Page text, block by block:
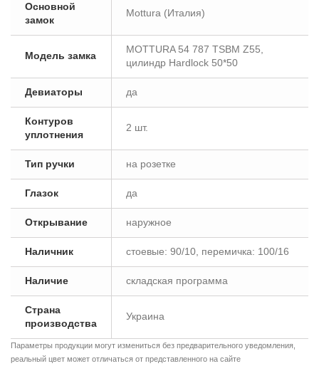
Основной
замок
Mottura (Италия)
Модель замка
MOTTURA 54 787 TSBM Z55,
цилиндр Hardlock 50*50
Девиаторы да
Контуров
уплотнения
2 шт.
Тип ручки на розетке
Глазок да
Открывание наружное
Наличник стоевые: 90/10, перемичка: 100/16
Наличие складская программа
Страна
производства
Украина
Параметры продукции могут измениться без предварительного уведомления,
реальный цвет может отличаться от представленного на сайте